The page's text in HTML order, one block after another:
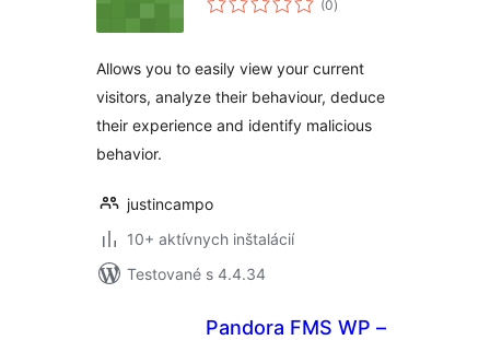
(0hodnotenie
)
Allows you to easily view your current
visitors, analyze their behaviour, deduce
their experience and identify malicious
behavior.
justincampo
10+ aktívnych inštalácií
Testované s 4.4.34
Pandora FMS WP –